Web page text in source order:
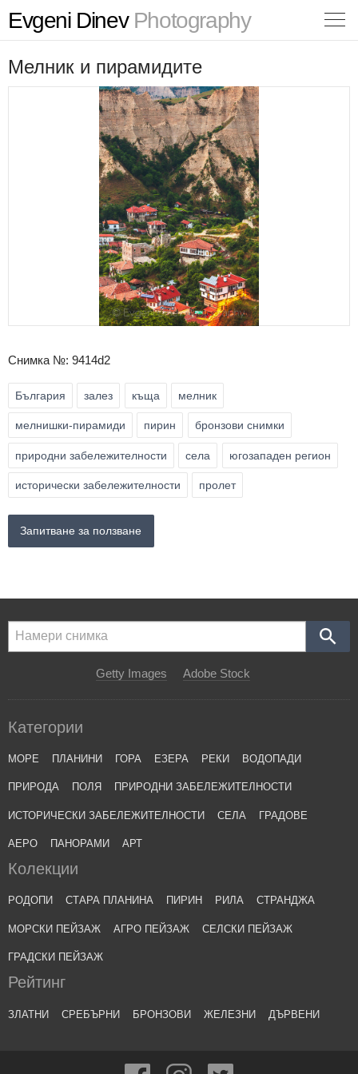
Evgeni DinevPhotography
Мелник и пирамидите
Снимка №: 9414d2
България залез къща мелник
мелнишки-пирамиди пирин бронзови снимки
природни забележителности села югозападен регион
исторически забележителности пролет
Запитване за ползване
Getty Images Adobe Stock
Категории
МОРЕ ПЛАНИНИ ГОРА ЕЗЕРА РЕКИ ВОДОПАДИ
ПРИРОДА ПОЛЯ ПРИРОДНИ ЗАБЕЛЕЖИТЕЛНОСТИ
ИСТОРИЧЕСКИ ЗАБЕЛЕЖИТЕЛНОСТИ СЕЛА ГРАДОВЕ
АЕРО ПАНОРАМИ АРТ
Колекции
РОДОПИ СТАРА ПЛАНИНА ПИРИН РИЛА СТРАНДЖА
МОРСКИ ПЕЙЗАЖ АГРО ПЕЙЗАЖ СЕЛСКИ ПЕЙЗАЖ
ГРАДСКИ ПЕЙЗАЖ
Рейтинг
ЗЛАТНИ СРЕБЪРНИ БРОНЗОВИ ЖЕЛЕЗНИ ДЪРВЕНИ